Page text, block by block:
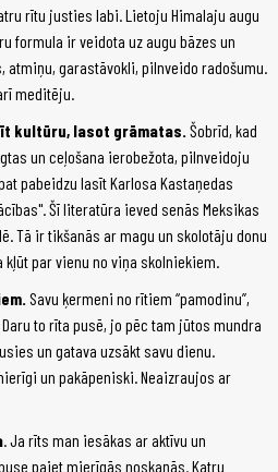
rītu justies labi. Lietoju Himalaju augu
formula ir veidota uz augu bāzes un
atmiņu, garastāvokli, pilnveido radošumu.
meditēju.
kultūru, lasot grāmatas. Šobrīd, kad
un ceļošana ierobežota, pilnveidoju
pabeidzu lasīt Karlosa Kastaņedas
Šī literatūra ieved senās Meksikas
Tā ir tikšanās ar magu un skolotāju donu
kļūt par vienu no viņa skolniekiem.
Savu ķermeni no rītiem “pamodinu”,
to rīta pusē, jo pēc tam jūtos mundra
un gatava uzsākt savu dienu.
un pakāpeniski. Neaizraujos ar
. Ja rīts man iesākas ar aktīvu un
paiet mierīgās noskaņās. Katru